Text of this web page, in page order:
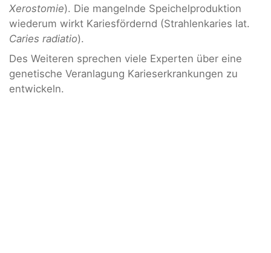
Xerostomie). Die mangelnde Speichelproduktion
wiederum wirkt Kariesfördernd (Strahlenkaries lat.
Caries radiatio).
Des Weiteren sprechen viele Experten über eine
genetische Veranlagung Karieserkrankungen zu
entwickeln.